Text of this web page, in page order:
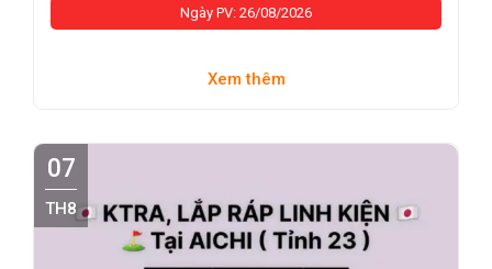
Ngày PV: 26/08/2026
Xem thêm
07
TH8